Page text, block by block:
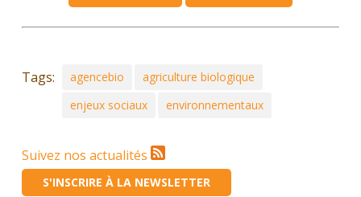
Tags: agencebio
agriculture biologique
enjeux sociaux
environnementaux
Suivez nos actualités
S'INSCRIRE À LA NEWSLETTER